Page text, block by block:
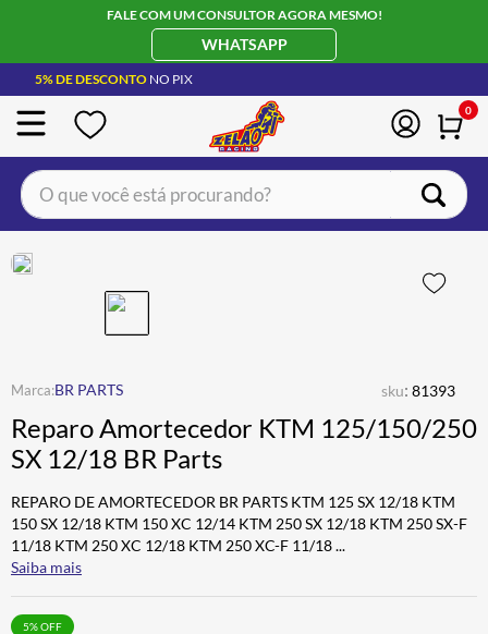
FALE COM UM CONSULTOR AGORA MESMO!
WHATSAPP
5% DE DESCONTO NO PIX
0
O que você está procurando?
BR PARTS sku: 81393
Reparo Amortecedor KTM 125/150/250
SX 12/18 BR Parts
REPARO DE AMORTECEDOR BR PARTS KTM 125 SX 12/18 KTM
150 SX 12/18 KTM 150 XC 12/14 KTM 250 SX 12/18 KTM 250 SX-F
11/18 KTM 250 XC 12/18 KTM 250 XC-F 11/18...
Saiba mais
5% OFF
BOTA
4º ÓCULOS SOLAR
5º LUVA
6º BAU
7º ALPINESTAR
8 º AIROH
9º CALÇA
10º